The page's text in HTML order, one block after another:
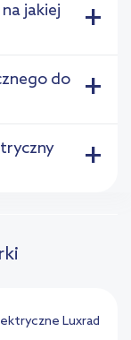
jakiej
+
do
+
+
Luxrad